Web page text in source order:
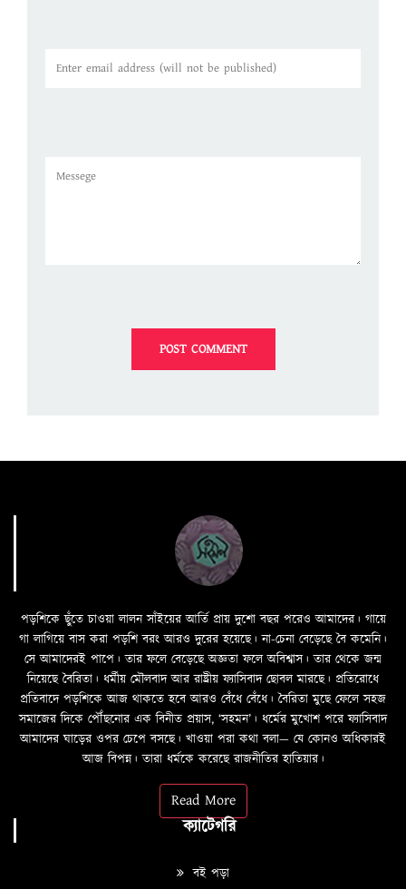
পড়শিকে ছুঁতে চাওয়া লালন সাঁইয়ের আর্তি প্রায় দুশো বছর পরেও আমাদের। গায়ে
গা লাগিয়ে বাস করা পড়শি বরং আরও দুরের হয়েছে। না-চেনা বেড়েছে বৈ কমেনি।
সে আমাদেরই পাপে। তার ফলে বেড়েছে অজ্ঞতা ফলে অবিশ্বাস। তার থেকে জন্ম
নিয়েছে বৈরিতা। ধর্মীয় মৌলবাদ আর রাষ্ট্রীয় ফ্যাসিবাদ ছোবল মারছে। প্রতিরোধে
প্রতিবাদে পড়শিকে আজ থাকতে হবে আরও বেঁধে বেঁধে। বৈরিতা মুছে ফেলে সহজ
সমাজের দিকে পৌঁছনোর এক বিনীত প্রয়াস, ‘সহমন’। ধর্মের মুখোশ পরে ফ্যাসিবাদ
আমাদের ঘাড়ের ওপর চেপে বসছে। খাওয়া পরা কথা বলা—­­ যে কোনও অধিকারই
আজ বিপন্ন। তারা ধর্মকে করেছে রাজনীতির হাতিয়ার।
Read More
ক্যাটেগরি
বই পড়া